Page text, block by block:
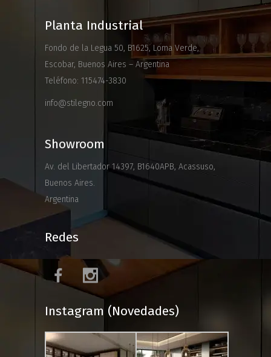
Planta Industrial
Fondo de la Legua 50, B1625, Loma Verde,
Escobar, Buenos Aires – Argentina
Teléfono: 115474-3830
info@stilegno.com
Showroom
Av. del Libertador 14397, B1640APB, Acassuso,
Buenos Aires.
Argentina
Redes
Instagram (Novedades)